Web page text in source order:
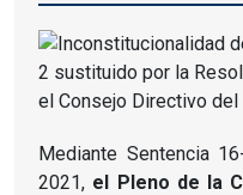
Mediante Sentencia
2021, el Pleno de la